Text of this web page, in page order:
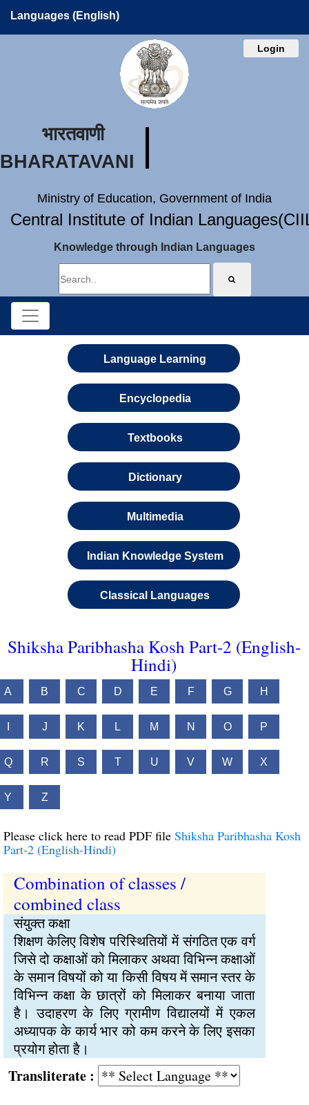
Languages (English)
Login
भारतवाणी
BHARATAVANI
Ministry of Education, Government of India
Central Institute of Indian
Knowledge through Indian Languages
Language Learning
Encyclopedia
Textbooks
Dictionary
Multimedia
Indian Knowledge System
Classical Languages
Shiksha Paribhasha Kosh Part-2 (English-
Hindi)
A B C D E F G H
J K L M N O P
Q R S T U V W X
Y Z
Please click here to read PDF file Shiksha Paribhasha Kosh
Part-2 (English-Hindi)
Combination of classes /
combined class
संयुक्त कक्षा
शिक्षण केलिए विशेष परिस्थितियों में संगठित एक वर्ग
जिसे दो कक्षाओं को मिलाकर अथवा विभिन्न कक्षाओं
के समान विषयों को या किसी विषय में समान स्तर के
विभिन्न कक्षा के छात्रों को मिलाकर बनाया जाता
है। उदाहरण के लिए ग्रामीण विद्यालयों में एकल
अध्यापक के कार्य भार को कम करने के लिए इसका
प्रयोग होता है।
: